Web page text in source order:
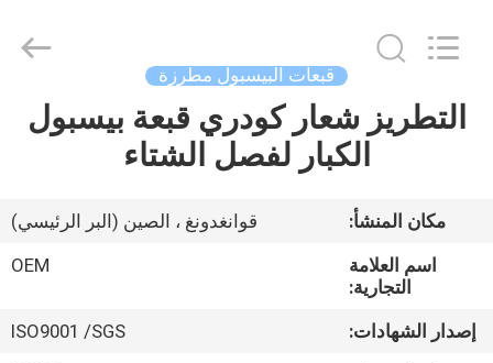
منزل،
منتجات
معلومات
عنا
Manufacturing
Reserved.
قبعات البيسبول مطرزة
التطريز شعار كودري قبعة بيسبول
الكبار لفصل الشتاء
مكان المنشأ:
قوانغدونغ ، الصين (البر الرئيسي)
اسم العلامة
التجارية:
OEM
إصدار الشهادات:
ISO9001 /SGS